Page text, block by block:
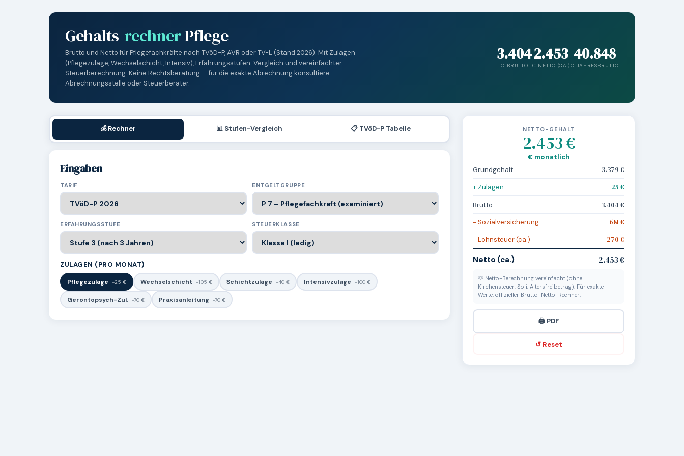
Gehalts-rechnerPflege
Brutto und Netto für Pflegefachkräfte nach TVöD-P, AVR oder TV-L (Stand 2026). Mit Zulagen
(Pflegezulage, Wechselschicht, Intensiv), Erfahrungsstufen-Vergleich und vereinfachter
Steuerberechnung. Keine Rechtsberatung — für die exakte Abrechnung konsultiere
Abrechnungsstelle oder Steuerberater.
3.404
€ BRUTTO
2.453
€ NETTO (CA.)
40.848
€ JAHRESBRUTTO
💰 Rechner 📊 Stufen-Vergleich 📋 TVöD-P Tabelle
Eingaben
TARIF ENTGELTGRUPPE
ERFAHRUNGSSTUFE STEUERKLASSE
ZULAGEN (PRO MONAT)
Pflegezulage +25 € Wechselschicht +105 € Schichtzulage +40 € Intensivzulage +100 €
Gerontopsych-Zul. +70 € Praxisanleitung +70 €
NETTO-GEHALT
2.453 €
€ monatlich
Grundgehalt
3.379 €
+ Zulagen
25 €
Brutto
3.404 €
− Sozialversicherung
681 €
− Lohnsteuer (ca.)
270 €
Netto (ca.) 2.453 €
💡 Netto-Berechnung vereinfacht (ohne
Kirchensteuer, Soli, Altersfreibetrag). Für exakte
Werte: offizieller Brutto-Netto-Rechner.
🖨️ PDF
↺ Reset